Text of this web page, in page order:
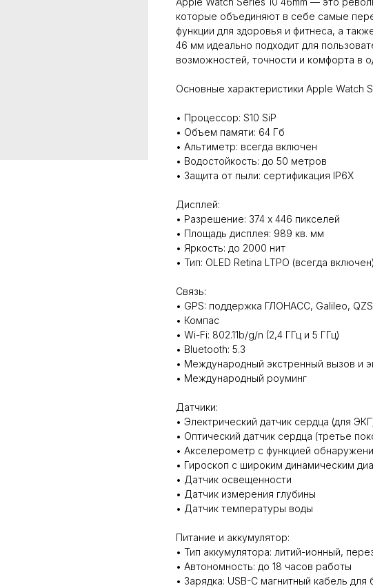
которые объединяют в себе самые
функции для здоровья и фитнеса, а
46 мм идеально подходит для
возможностей, точности и комфорта в
Основные характеристики Apple Watch
• Процессор: S10 SiP
• Объем памяти: 64 Гб
• Альтиметр: всегда включен
• Водостойкость: до 50 метров
• Защита от пыли: сертификация IP6X
Дисплей:
• Разрешение: 374 x 446 пикселей
• Площадь дисплея: 989 кв. мм
• Яркость: до 2000 нит
• Тип: OLED Retina LTPO (всегда включен)
Связь:
• GPS: поддержка ГЛОНАСС, Galileo,
• Компас
• Wi-Fi: 802.11b/g/n (2,4 ГГц и 5 ГГц)
• Bluetooth: 5.3
• Международный экстренный вызов и
• Международный роуминг
Датчики:
• Электрический датчик сердца (для
• Оптический датчик сердца (третье
• Акселерометр с функцией
• Гироскоп с широким динамическим
• Датчик освещенности
• Датчик измерения глубины
• Датчик температуры воды
Питание и аккумулятор:
• Тип аккумулятора: литий-ионный,
• Автономность: до 18 часов работы
• Зарядка: USB-C магнитный кабель для